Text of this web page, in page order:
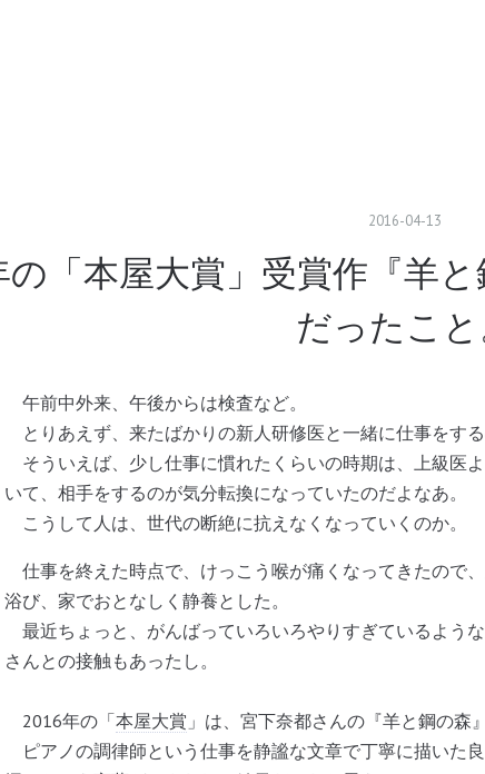
2016-04-13
の「本屋大賞」受賞作『羊
だったこと
午前中外来、午後からは検査など。
とりあえず、来たばかりの新人研修医と一緒に仕事をする
そういえば、少し仕事に慣れたくらいの時期は、上級医
いて、相手をするのが気分転換になっていたのだよなあ。
こうして人は、世代の断絶に抗えなくなっていくのか。
仕事を終えた時点で、けっこう喉が痛くなってきたので
浴び、家でおとなしく静養とした。
最近ちょっと、がんばっていろいろやりすぎているよう
さんとの接触もあったし。
2016年の「本屋大賞 」は、宮下奈都さんの『羊と鋼の森』
ピアノの調律師という仕事を静謐な文章で丁寧に描いた